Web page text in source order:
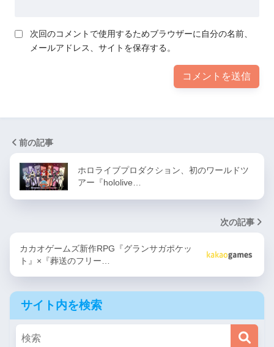
次回のコメントで使用するためブラウザーに自分の名前、
メールアドレス、サイトを保存する。
前の記事
ホロライブプロダクション、初のワールドツ
アー『hololive…
次の記事
カカオゲームズ新作RPG『グランサガポケッ
ト』×『葬送のフリー…
サイト内を検索